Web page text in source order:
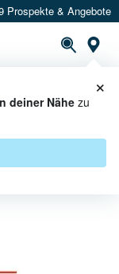
Prospekte & Angebote
deiner Nähezu
×